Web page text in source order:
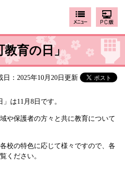
教育の日」
日：2025年10月20日更新
は11月8日です。
や保護者の方々と共に教育について
校の特色に応じて様々ですので、各
ください。